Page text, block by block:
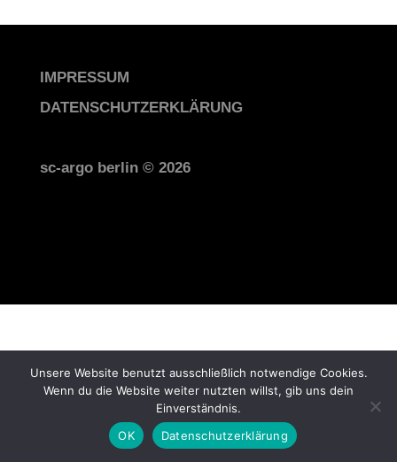
IMPRESSUM
DATENSCHUTZERKLÄRUNG
sc-argo berlin © 2026
Unsere Website benutzt ausschließlich notwendige Cookies.
Wenn du die Website weiter nutzten willst, gib uns dein
Einverständnis.
OK
Datenschutzerklärung